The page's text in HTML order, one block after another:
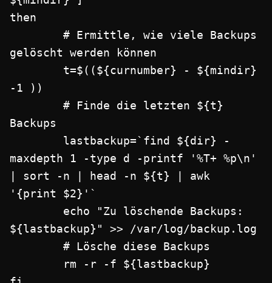
then
gelöscht werden können
-1 ))
Backups
maxdepth 1 -type d -printf '%T+ %p\n'
| sort -n | head -n ${t} | awk
'{print $2}'`
${lastbackup}" >> /var/log/backup.log